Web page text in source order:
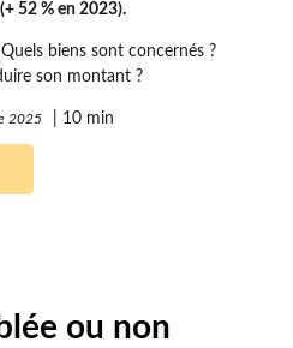
52 % en 2023).
biens sont concernés ?
son montant ?
2025 10 min
ou non